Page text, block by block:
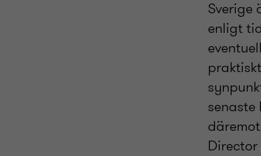
Sverige
enligt
senaste